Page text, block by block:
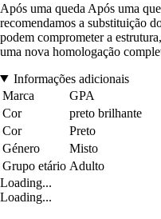
Após uma queda Após uma
recomendamos a substituição
podem comprometer a
uma nova homologação
Informações adicionais
Marca
GPA
Cor
preto brilhante
Cor
Preto
Género
Misto
Grupo etário Adulto
Loading...
Loading...